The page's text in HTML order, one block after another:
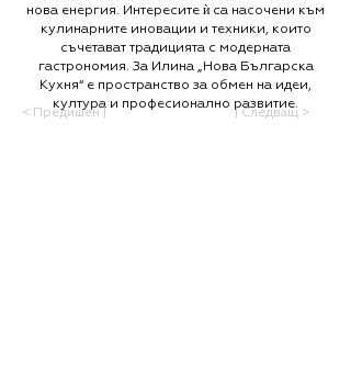
нова енергия. Интересите ѝ са насочени към
кулинарните иновации и техники, които
съчетават традицията с модерната
гастрономия. За Илина „Нова Българска
Кухня“ е пространство за обмен на идеи,
култура и професионално развитие.
< Предишен | | Следващ >